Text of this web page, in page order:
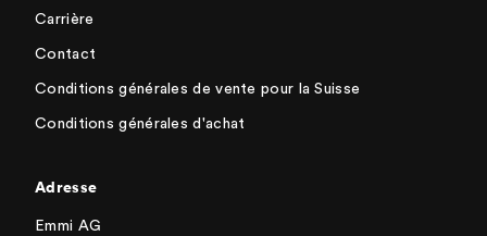
Carrière
Contact
Conditions générales de vente pour la Suisse
Conditions générales d'achat
Adresse
Emmi AG